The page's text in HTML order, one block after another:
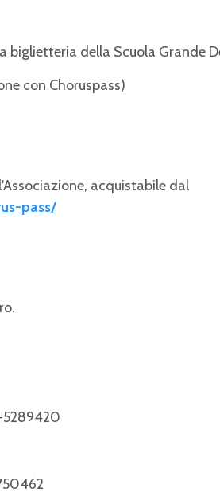
della Scuola Grande
con Choruspass)
acquistabile dal
pass/
5289420